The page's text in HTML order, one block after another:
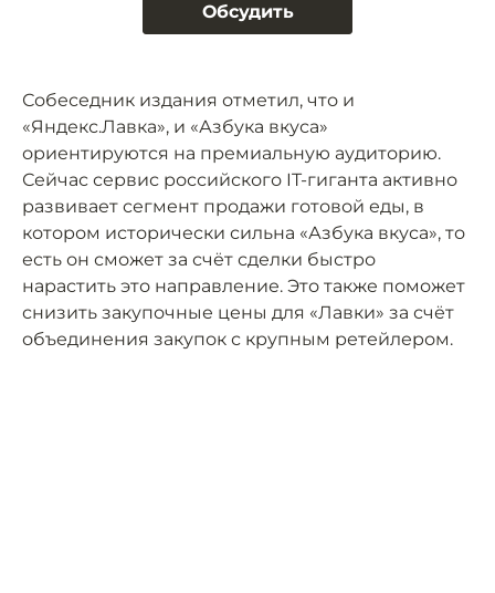
Обсудить
Собеседник издания отметил, что и
«Яндекс.Лавка», и «Азбука вкуса»
ориентируются на премиальную аудиторию.
Сейчас сервис российского IT-гиганта активно
развивает сегмент продажи готовой еды, в
котором исторически сильна «Азбука вкуса», то
есть он сможет за счёт сделки быстро
нарастить это направление. Это также поможет
снизить закупочные цены для «Лавки» за счёт
объединения закупок с крупным ретейлером.